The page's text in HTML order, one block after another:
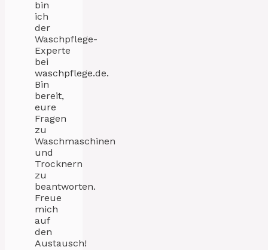
bin
ich
der
Waschpflege-
Experte
bei
waschpflege.de.
Bin
bereit,
eure
Fragen
zu
Waschmaschinen
und
Trocknern
zu
beantworten.
Freue
mich
auf
den
Austausch!